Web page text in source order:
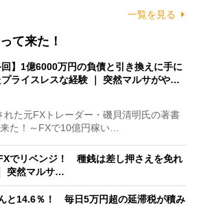
一覧を見る
て来た！
回】1億6000万円の負債と引き換えに手に
プライスレスな経験 ｜ 突然マルサがや…
た元FXトレーダー・磯貝清明氏の著書
来た！～FXで10億円稼い…
でリベンジ！ 種銭は差し押さえを免れ
突然マルサ…
と14.6％！ 毎日5万円超の延滞税が積み